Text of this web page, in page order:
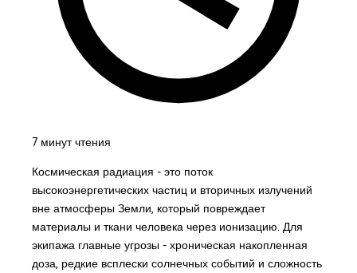
7 минут чтения
Космическая радиация - это поток
высокоэнергетических частиц и вторичных излучений
вне атмосферы Земли, который повреждает
материалы и ткани человека через ионизацию. Для
экипажа главные угрозы - хроническая накопленная
доза, редкие всплески солнечных событий и сложность